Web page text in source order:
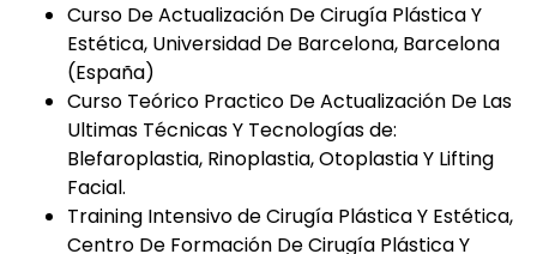
Curso De Actualización De Cirugía Plástica Y
Estética, Universidad De Barcelona, Barcelona
(España)
Curso Teórico Practico De Actualización De Las
Ultimas Técnicas Y Tecnologías de:
Blefaroplastia, Rinoplastia, Otoplastia Y Lifting
Facial.
Training Intensivo de Cirugía Plástica Y Estética,
Centro De Formación De Cirugía Plástica Y